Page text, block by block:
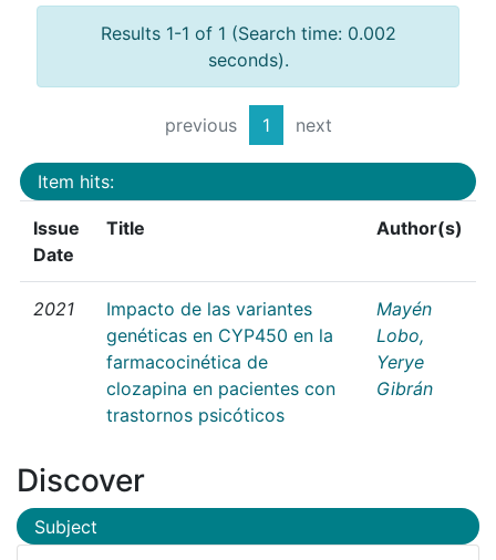
Results 1-1 of 1 (Search time: 0.002
seconds).
previous 1 next
Item hits:
Issue
Date
Title Author(s)
2021
Impacto de las variantes
genéticas en CYP450 en la
farmacocinética de
clozapina en pacientes con
trastornos psicóticos
Mayén
Lobo,
Yerye
Gibrán
Discover
Subject